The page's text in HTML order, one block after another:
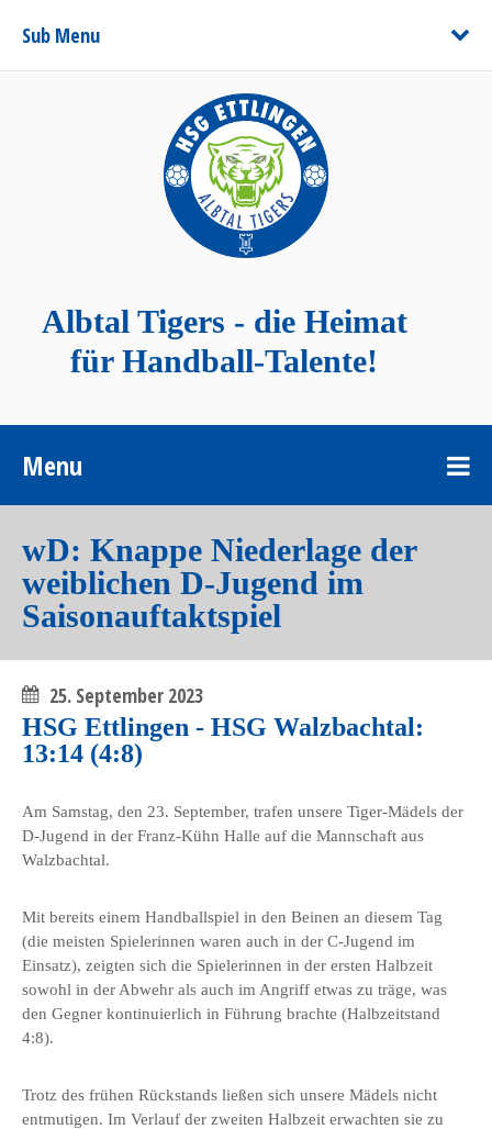
Sub Menu
Albtal Tigers - die Heimat
für Handball-Talente!
Menu
wD: Knappe Niederlage der
weiblichen D-Jugend im
Saisonauftaktspiel
25. September 2023
HSG Ettlingen - HSG Walzbachtal:
13:14 (4:8)
Am Samstag, den 23. September, trafen unsere Tiger-Mädels der
D-Jugend in der Franz-Kühn Halle auf die Mannschaft aus
Walzbachtal.
Mit bereits einem Handballspiel in den Beinen an diesem Tag
(die meisten Spielerinnen waren auch in der C-Jugend im
Einsatz), zeigten sich die Spielerinnen in der ersten Halbzeit
sowohl in der Abwehr als auch im Angriff etwas zu träge, was
den Gegner kontinuierlich in Führung brachte (Halbzeitstand
4:8).
Trotz des frühen Rückstands ließen sich unsere Mädels nicht
entmutigen. Im Verlauf der zweiten Halbzeit erwachten sie zu